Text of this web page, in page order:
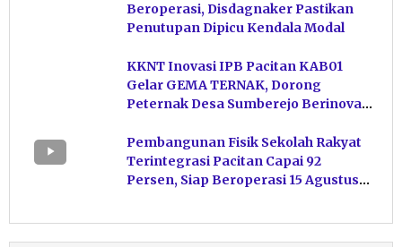
Beroperasi, Disdagnaker Pastikan
Penutupan Dipicu Kendala Modal
KKNT Inovasi IPB Pacitan KAB01
Gelar GEMA TERNAK, Dorong
Peternak Desa Sumberejo Berinovasi
Pembangunan Fisik Sekolah Rakyat
Terintegrasi Pacitan Capai 92
Persen, Siap Beroperasi 15 Agustus